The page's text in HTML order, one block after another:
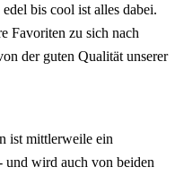
bis cool ist alles dabei.
Favoriten zu sich nach
der guten Qualität unserer
ist mittlerweile ein
wird auch von beiden